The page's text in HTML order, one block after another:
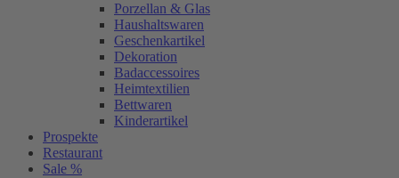
Porzellan & Glas
Haushaltswaren
Geschenkartikel
Dekoration
Badaccessoires
Heimtextilien
Bettwaren
Kinderartikel
Prospekte
Restaurant
Sale %